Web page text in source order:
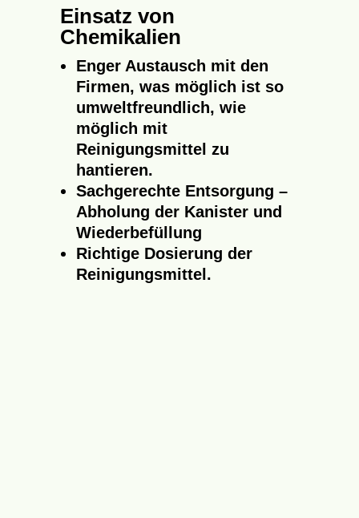
Einsatz von
Chemikalien
Enger Austausch mit den
Firmen, was möglich ist so
umweltfreundlich, wie
möglich mit
Reinigungsmittel zu
hantieren.
Sachgerechte Entsorgung –
Abholung der Kanister und
Wiederbefüllung
Richtige Dosierung der
Reinigungsmittel.